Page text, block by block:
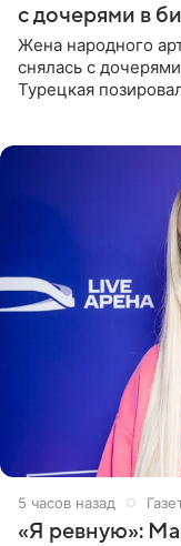
с дочерями в
Жена народного
снялась с
Турецкая
5 часов назад
«Я ревную»: